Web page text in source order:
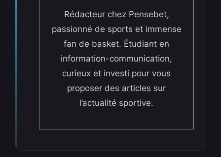
Rédacteur chez Pensebet,
passionné de sports et immense
fan de basket. Étudiant en
information-communication,
curieux et investi pour vous
proposer des articles sur
l’actualité sportive.